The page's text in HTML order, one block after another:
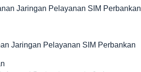
Jaringan Pelayanan SIM Perbankan
Jaringan Pelayanan SIM Perbankan